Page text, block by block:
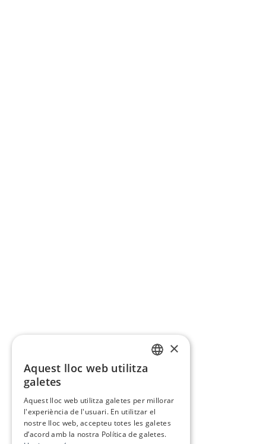
×
Aquest lloc web utilitza
galetes
Aquest lloc web utilitza galetes per millorar
l'experiència de l'usuari. En utilitzar el
nostre lloc web, accepteu totes les galetes
d’acord amb la nostra Política de galetes.